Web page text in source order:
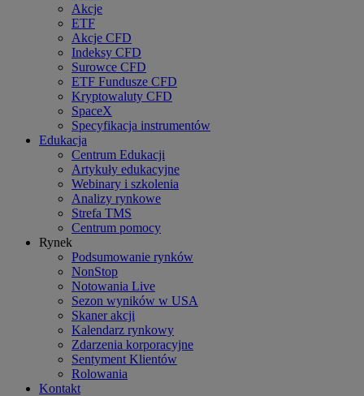
Akcje
ETF
Akcje CFD
Indeksy CFD
Surowce CFD
ETF Fundusze CFD
Kryptowaluty CFD
SpaceX
Specyfikacja instrumentów
Edukacja
Centrum Edukacji
Artykuły edukacyjne
Webinary i szkolenia
Analizy rynkowe
Strefa TMS
Centrum pomocy
Rynek
Podsumowanie rynków
NonStop
Notowania Live
Sezon wyników w USA
Skaner akcji
Kalendarz rynkowy
Zdarzenia korporacyjne
Sentyment Klientów
Rolowania
Kontakt